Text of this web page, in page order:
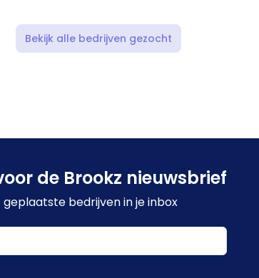
Bekijk alle bedrijven gezocht
de Brookz nieuwsbrief
bedrijven in je inbox